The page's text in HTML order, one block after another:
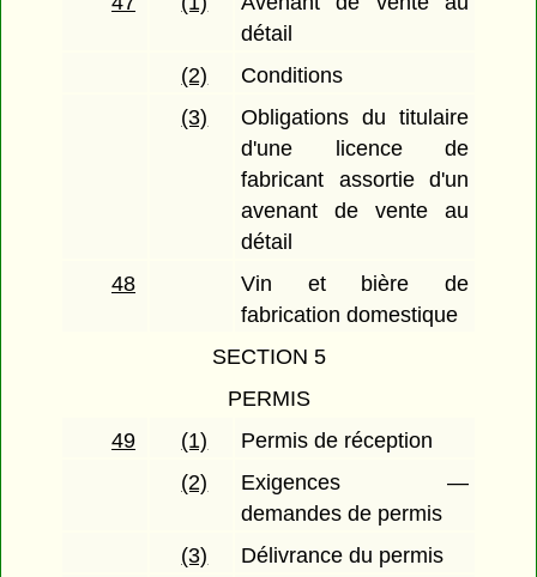
détail
(2)
Conditions
(3)
Obligations du titulaire
d'une licence de
fabricant assortie d'un
avenant de vente au
détail
48
Vin et bière de
fabrication domestique
SECTION 5
PERMIS
49
(1)
Permis de réception
(2)
Exigences —
demandes de permis
(3)
Délivrance du permis